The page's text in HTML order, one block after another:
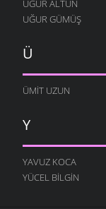
UĞUR ALTUN
UĞUR GÜMÜŞ
Ü
ÜMIT UZUN
Y
YAVUZ KOCA
YÜCEL BILGIN